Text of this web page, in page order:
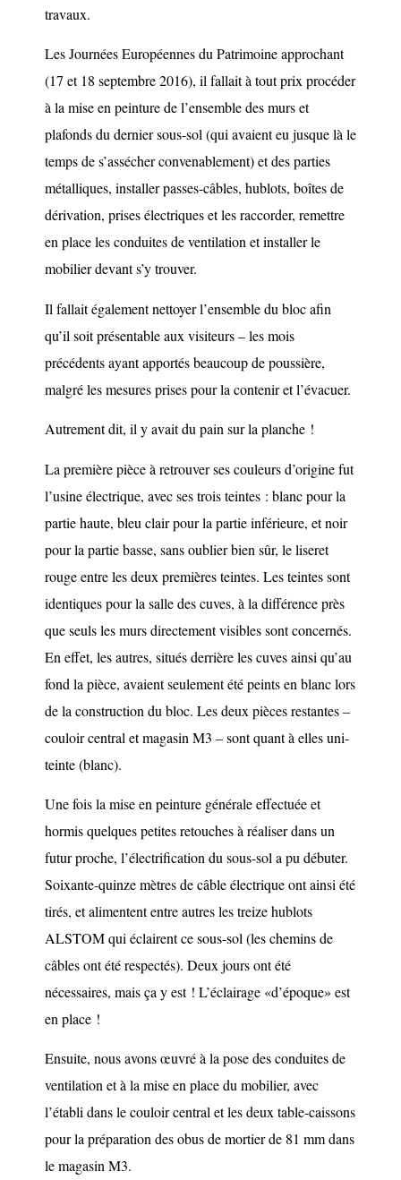
travaux.
Les Journées Européennes du Patrimoine approchant
(17 et 18 septembre 2016), il fallait à tout prix procéder
à la mise en peinture de l’ensemble des murs et
plafonds du dernier sous-sol (qui avaient eu jusque là le
temps de s’assécher convenablement) et des parties
métalliques, installer passes-câbles, hublots, boîtes de
dérivation, prises électriques et les raccorder, remettre
en place les conduites de ventilation et installer le
mobilier devant s’y trouver.
Il fallait également nettoyer l’ensemble du bloc afin
qu’il soit présentable aux visiteurs – les mois
précédents ayant apportés beaucoup de poussière,
malgré les mesures prises pour la contenir et l’évacuer.
Autrement dit, il y avait du pain sur la planche !
La première pièce à retrouver ses couleurs d’origine fut
l’usine électrique, avec ses trois teintes : blanc pour la
partie haute, bleu clair pour la partie inférieure, et noir
pour la partie basse, sans oublier bien sûr, le liseret
rouge entre les deux premières teintes. Les teintes sont
identiques pour la salle des cuves, à la différence près
que seuls les murs directement visibles sont concernés.
En effet, les autres, situés derrière les cuves ainsi qu’au
fond la pièce, avaient seulement été peints en blanc lors
de la construction du bloc. Les deux pièces restantes –
couloir central et magasin M3 – sont quant à elles uni-
teinte (blanc).
Une fois la mise en peinture générale effectuée et
hormis quelques petites retouches à réaliser dans un
futur proche, l’électrification du sous-sol a pu débuter.
Soixante-quinze mètres de câble électrique ont ainsi été
tirés, et alimentent entre autres les treize hublots
ALSTOM qui éclairent ce sous-sol (les chemins de
câbles ont été respectés). Deux jours ont été
nécessaires, mais ça y est ! L’éclairage «d’époque» est
en place !
Ensuite, nous avons œuvré à la pose des conduites de
ventilation et à la mise en place du mobilier, avec
l’établi dans le couloir central et les deux table-caissons
pour la préparation des obus de mortier de 81 mm dans
le magasin M3.